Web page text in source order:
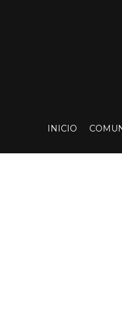
INICIO